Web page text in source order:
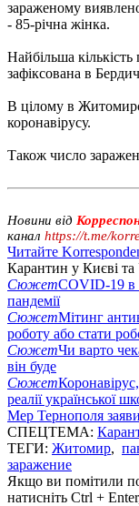
зараженому
- 85-річна жінка.
Найбільша
зафіксована в
В цілому в
коронавірусу.
Також число
Новини від
канал https://t.me/
Читайте
Карантин у Києві та
СюжетCOVID-19 в
пандемії
СюжетМітинг
роботу або стати
СюжетЧи варто
він буде
Сюжет
реалії української
Мер Тернополя
СПЕЦТЕМА:
ТЕГИ: Житомир,
заражение
Якщо ви помітили
натисніть Ctrl +